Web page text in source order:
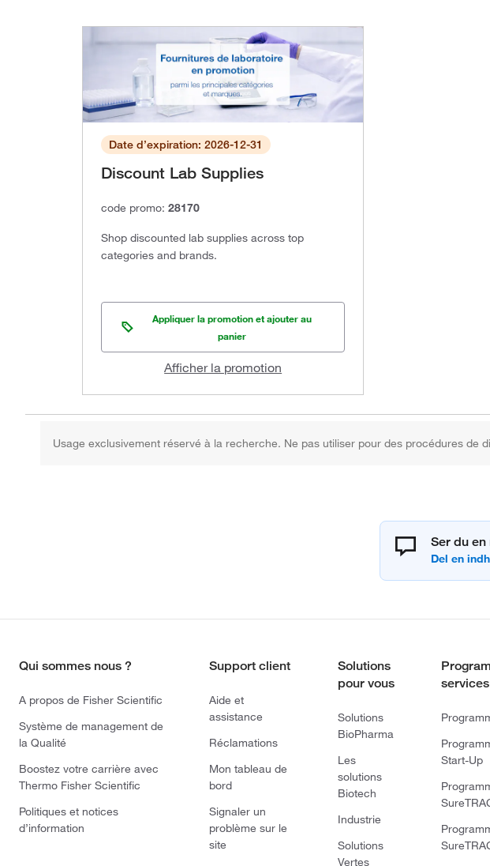
Date d’expiration: 2026-12-31
Discount Lab Supplies
code promo: 28170
Shop discounted lab supplies across top
categories and brands.
Appliquer la promotion et ajouter au
panier
Afficher la promotion
Usage exclusivement réservé à la recherche. Ne pas utiliser pour des procédures de
Ser du
Qui sommes nous ?
A propos de Fisher Scientific
Système de management de
la Qualité
Boostez votre carrière avec
Thermo Fisher Scientific
Politiques et notices
d’information
Support client
Aide et
assistance
Réclamations
Mon tableau de
bord
Signaler un
problème sur le
site
Solutions
pour vous
Solutions
BioPharma
Les
solutions
Biotech
Industrie
Solutions
Vertes
services
Start-Up